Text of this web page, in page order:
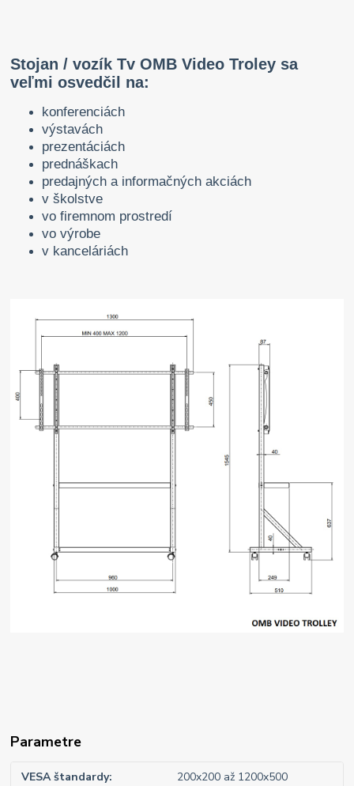
Stojan / vozík Tv OMB Video Troley sa
veľmi osvedčil na:
konferenciách
výstavách
prezentáciách
prednáškach
predajných a informačných akciách
v školstve
vo firemnom prostredí
vo výrobe
v kanceláriách
Parametre
VESA štandardy 200x200 až 1200x500